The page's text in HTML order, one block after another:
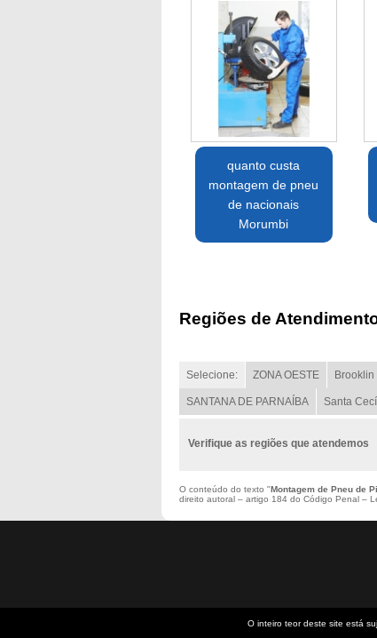
quanto custa
montagem de pneu
de nacionais
Morumbi
Regiões de
Selecione: ZONA OESTE Brooklin
SANTANA DE PARNAÍBA Santa
Verifique as regiões que atendemos
O conteúdo do texto "Montagem de Pneu de
direito autoral – artigo 184 do Código Penal –
O inteiro teor deste site está